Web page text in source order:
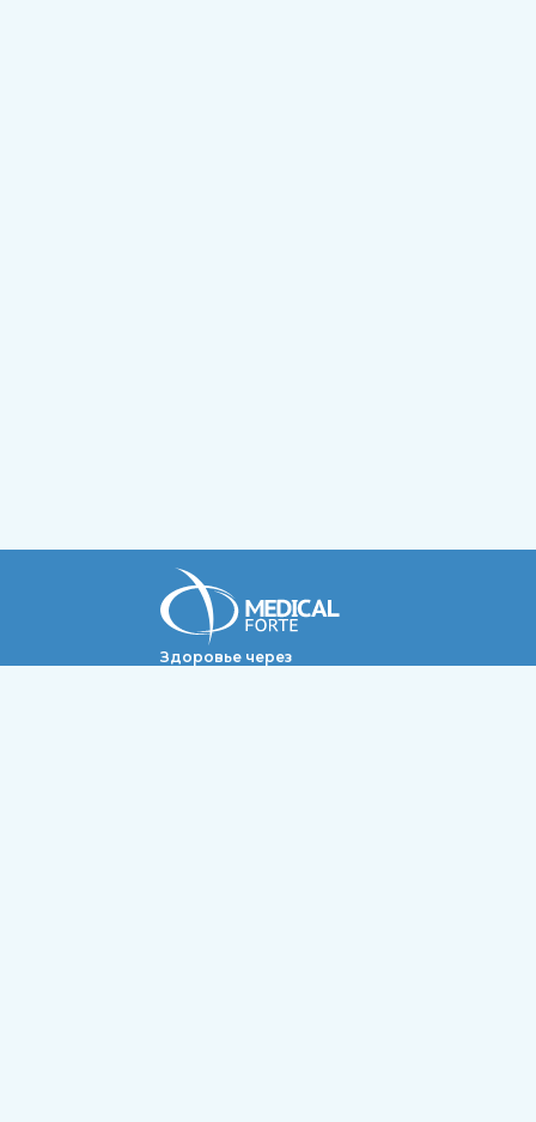
Здоровье через